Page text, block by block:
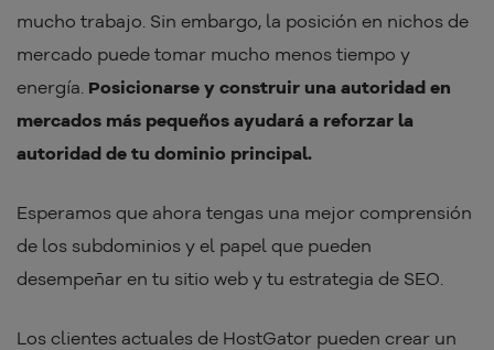
mucho trabajo. Sin embargo, la posición en nichos de
mercado puede tomar mucho menos tiempo y
energía. Posicionarse y construir una autoridad en
mercados más pequeños ayudará a reforzar la
autoridad de tu dominio principal.
Esperamos que ahora tengas una mejor comprensión
de los subdominios y el papel que pueden
desempeñar en tu sitio web y tu estrategia de SEO.
Los clientes actuales de HostGator pueden crear un